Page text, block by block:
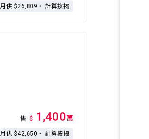
月供 $26,809・ 計算按揭
售 $ 1,400萬
月供 $42,650・ 計算按揭